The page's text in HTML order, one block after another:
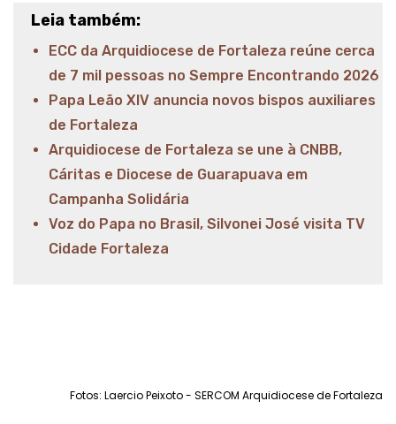
Leia também:
ECC da Arquidiocese de Fortaleza reúne cerca
de 7 mil pessoas no Sempre Encontrando 2026
Papa Leão XIV anuncia novos bispos auxiliares
de Fortaleza
Arquidiocese de Fortaleza se une à CNBB,
Cáritas e Diocese de Guarapuava em
Campanha Solidária
Voz do Papa no Brasil, Silvonei José visita TV
Cidade Fortaleza
Fotos: Laercio Peixoto - SERCOM Arquidiocese de Fortaleza